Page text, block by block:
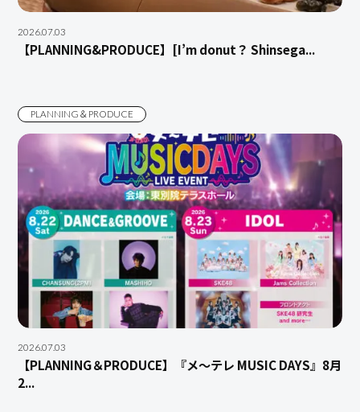
2026.07.03
【PLANNING&PRODUCE】[I’m donut？ Shinsega...
PLANNING＆PRODUCE
2026.07.03
【PLANNING＆PRODUCE】『メ～テレ MUSIC DAYS』8月
2...